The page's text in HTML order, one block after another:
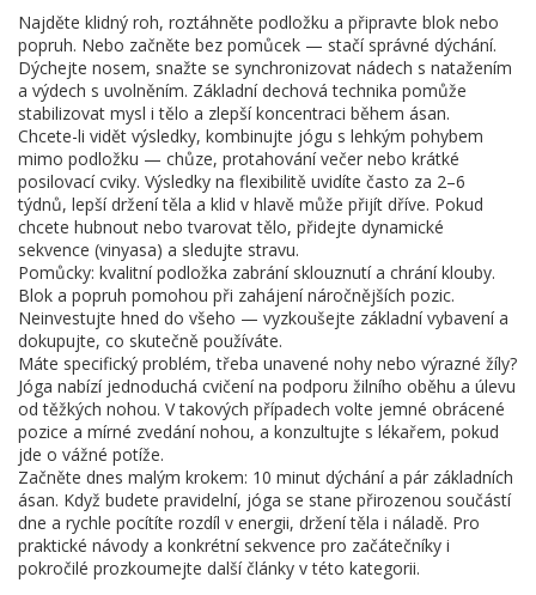
Najděte klidný roh, roztáhněte podložku a připravte blok nebo
popruh. Nebo začněte bez pomůcek — stačí správné dýchání.
Dýchejte nosem, snažte se synchronizovat nádech s natažením
a výdech s uvolněním. Základní dechová technika pomůže
stabilizovat mysl i tělo a zlepší koncentraci během ásan.
Chcete-li vidět výsledky, kombinujte jógu s lehkým pohybem
mimo podložku — chůze, protahování večer nebo krátké
posilovací cviky. Výsledky na flexibilitě uvidíte často za 2–6
týdnů, lepší držení těla a klid v hlavě může přijít dříve. Pokud
chcete hubnout nebo tvarovat tělo, přidejte dynamické
sekvence (vinyasa) a sledujte stravu.
Pomůcky: kvalitní podložka zabrání sklouznutí a chrání klouby.
Blok a popruh pomohou při zahájení náročnějších pozic.
Neinvestujte hned do všeho — vyzkoušejte základní vybavení a
dokupujte, co skutečně používáte.
Máte specifický problém, třeba unavené nohy nebo výrazné žíly?
Jóga nabízí jednoduchá cvičení na podporu žilního oběhu a úlevu
od těžkých nohou. V takových případech volte jemné obrácené
pozice a mírné zvedání nohou, a konzultujte s lékařem, pokud
jde o vážné potíže.
Začněte dnes malým krokem: 10 minut dýchání a pár základních
ásan. Když budete pravidelní, jóga se stane přirozenou součástí
dne a rychle pocítíte rozdíl v energii, držení těla i náladě. Pro
praktické návody a konkrétní sekvence pro začátečníky i
pokročilé prozkoumejte další články v této kategorii.